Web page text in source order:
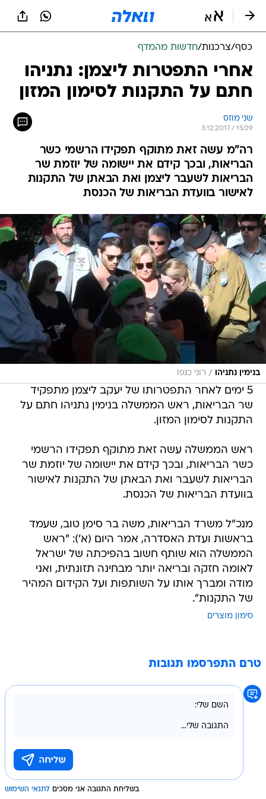
כסף/צרכנות/חדשות מהמדף
אחרי התפטרות ליצמן: נתניהו
חתם על התקנות לסימון המזון
שני מוזס
3.12.2017 / 15:09
רה"מ עשה זאת מתוקף תפקידו הרשמי כשר
הבריאות, ובכך קידם את יישומה של יוזמת שר
הבריאות לשעבר ליצמן ואת הבאתן של התקנות
לאישור בוועדת הבריאות של הכנסת
בנימין נתניהו / רוני כנפו
5 ימים לאחר התפטרותו של יעקב ליצמן מתפקיד
שר הבריאות, ראש הממשלה בנימין נתניהו חתם על
התקנות לסימון המזון.
ראש הממשלה עשה זאת מתוקף תפקידו הרשמי
כשר הבריאות, ובכך קידם את יישומה של יוזמת שר
הבריאות לשעבר ואת הבאתן של התקנות לאישור
בוועדת הבריאות של הכנסת.
מנכ"ל משרד הבריאות, משה בר סימן טוב, שעמד
בראשות ועדת האסדרה, אמר היום (א'): "ראש
הממשלה הוא שותף חשוב בהפיכתה של ישראל
לאומה חזקה ובריאה יותר מבחינה תזונתית, ואני
מודה ומברך אותו על השותפות ועל הקידום המהיר
של התקנות".
סימון מוצרים
טרם התפרסמו תגובות
בשליחת התגובה אני מסכים לתנאי השימוש